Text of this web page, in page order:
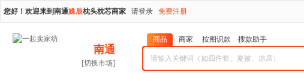
您好！欢迎来到南通姝辰枕头枕芯商家 请登录 免费注册
南通
[切换市场]
商品 商家 按图识款 搜款助手